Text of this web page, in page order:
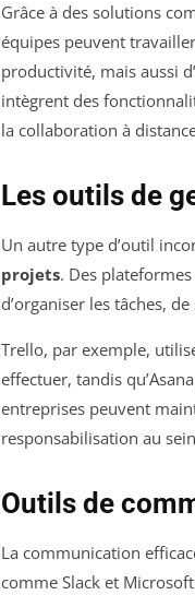
Grâce à des solutions
équipes peuvent
productivité, mais aussi
intègrent des
la collaboration à
Les outils de
Un autre type d’outil
projets. Des
d’organiser les tâches,
Trello, par exemple,
effectuer, tandis
entreprises peuvent
responsabilisation au
Outils de
La communication
comme Slack et